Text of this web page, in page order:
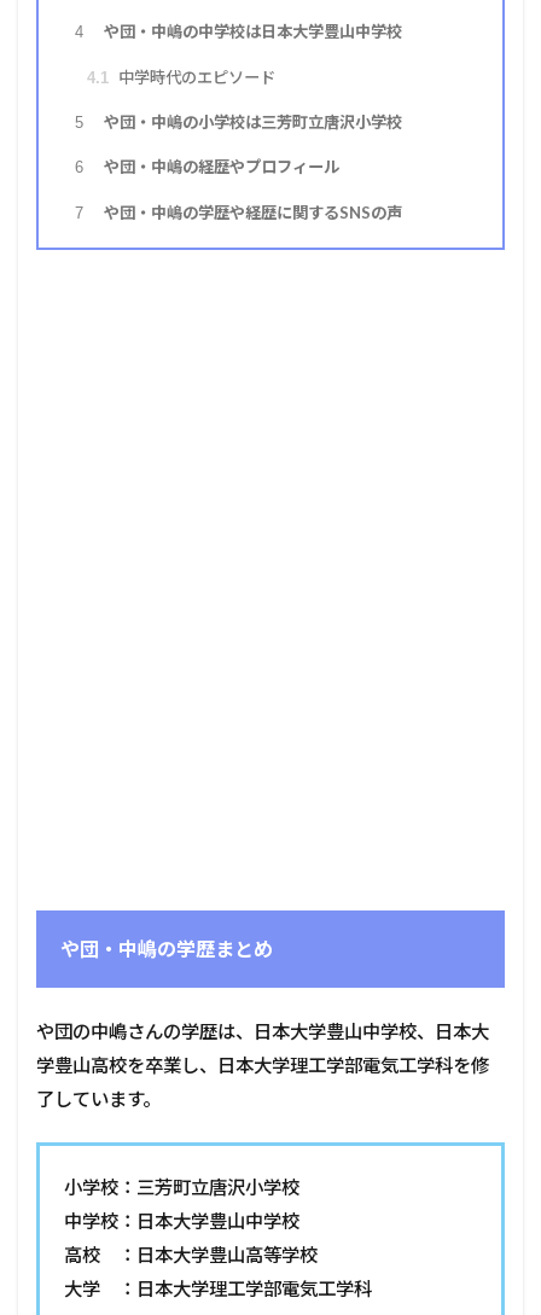
4 や団・中嶋の中学校は日本大学豊山中学校
4.1 中学時代のエピソード
5 や団・中嶋の小学校は三芳町立唐沢小学校
6 や団・中嶋の経歴やプロフィール
7 や団・中嶋の学歴や経歴に関するSNSの声
や団・中嶋の学歴まとめ
や団の中嶋さんの学歴は、日本大学豊山中学校、日本大
学豊山高校を卒業し、日本大学理工学部電気工学科を修
了しています。
小学校：三芳町立唐沢小学校
中学校：日本大学豊山中学校
高校 ：日本大学豊山高等学校
大学 ：日本大学理工学部電気工学科